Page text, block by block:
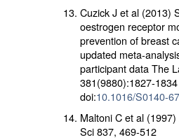
Cuzick J et al (2013)
oestrogen receptor
prevention of breast
updated meta-
participant data The
381(9880):1827-1834
doi:10.1016/S0140-
Maltoni C et al
Sci 837, 469-512